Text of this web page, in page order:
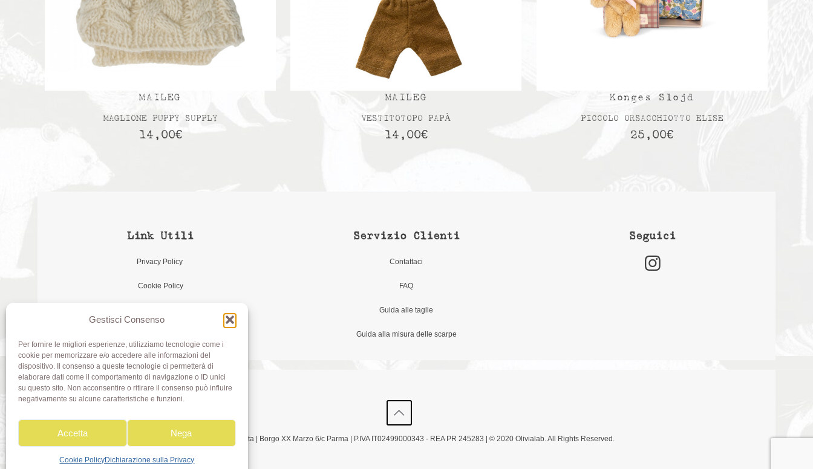
Gestisci Consenso
Per fornire le migliori esperienze, utilizziamo tecnologie come i
cookie per memorizzare e/o accedere alle informazioni del
dispositivo. Il consenso a queste tecnologie ci permetterà di
elaborare dati come il comportamento di navigazione o ID unici
su questo sito. Non acconsentire o ritirare il consenso può influire
negativamente su alcune caratteristiche e funzioni.
Accetta Nega
Cookie PolicyDichiarazione sulla Privacy
MAILEG
MAGLIONE PUPPY SUPPLY
14,00€
MAILEG
VESTITOTOPO PAPÀ
14,00€
Konges Slojd
PICCOLO ORSACCHIOTTO ELISE
25,00€
Link Utili
Privacy Policy
Cookie Policy
Servizio Clienti
Contattaci
FAQ
Guida alle taglie
Guida alla misura delle scarpe
Seguici
Olivia di Aimi Roberta | Borgo XX Marzo 6/c Parma | P.IVA IT02499000343 - REA PR 245283 | © 2020 Olivialab. All Rights Reserved.